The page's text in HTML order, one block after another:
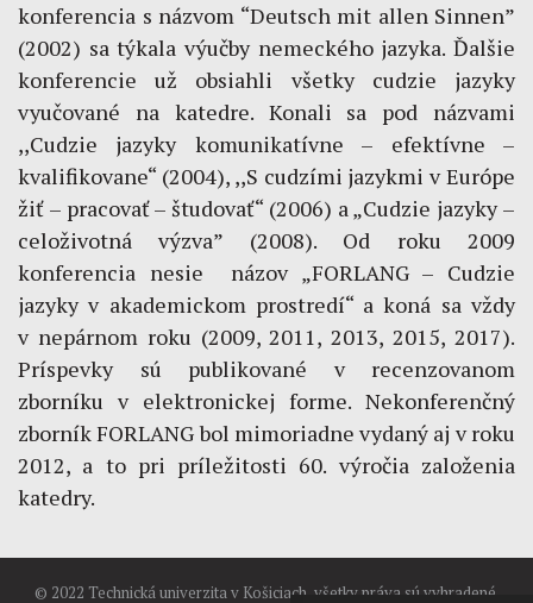
konferencia s názvom “Deutsch mit allen Sinnen”
(2002) sa týkala výučby nemeckého jazyka. Ďalšie
konferencie už obsiahli všetky cudzie jazyky
vyučované na katedre. Konali sa pod názvami
,,Cudzie jazyky komunikatívne – efektívne –
kvalifikovane“ (2004), ,,S cudzími jazykmi v Európe
žiť – pracovať – študovať“ (2006) a „Cudzie jazyky –
celoživotná výzva” (2008). Od roku 2009
konferencia nesie názov „FORLANG – Cudzie
jazyky v akademickom prostredí“ a koná sa vždy
v nepárnom roku (2009, 2011, 2013, 2015, 2017).
Príspevky sú publikované v recenzovanom
zborníku v elektronickej forme. Nekonferenčný
zborník FORLANG bol mimoriadne vydaný aj v roku
2012, a to pri príležitosti 60. výročia založenia
katedry.
© 2022 Technická univerzita v Košiciach, všetky práva sú vyhradené.